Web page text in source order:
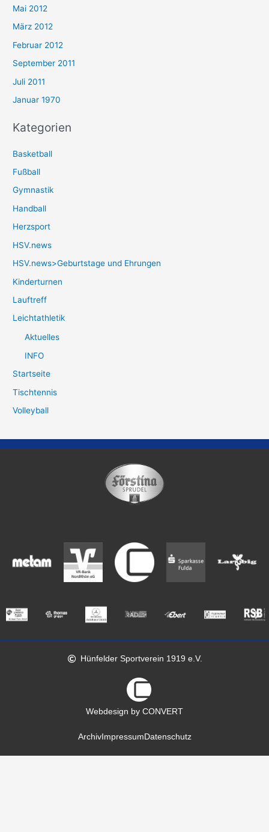
Mai 2012
März 2012
Februar 2012
September 2011
Juli 2011
Januar 1970
Kategorien
Basketball
Fußball
Gymnastik
Handball
Herzsport
HSV.news
HSV.news>Geburtstage und Ehrungen
Kinderturnen
Lauftreff
Leichtathletik
Aktuelles
INFO
Startseite
Tischtennis
Volleyball
Hünfelder Sportverein 1919 e.V.
Webdesign by CONVERT
ArchivImpressum Datenschutz